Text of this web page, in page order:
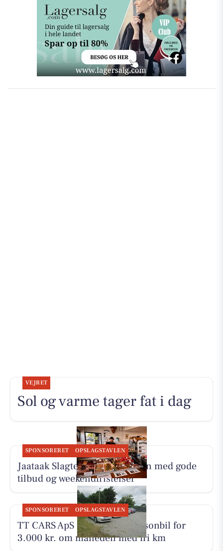
VEJRET
Sol og varme tager fat i dag
SPONSORERET OPSLAGSTAVLEN
Jaataak Slagteren fylder disken med gode
tilbud og weekendfristelser
SPONSORERET OPSLAGSTAVLEN
TT CARS ApS udlejer lille personbil for
3.000 kr. om måneden med fri km